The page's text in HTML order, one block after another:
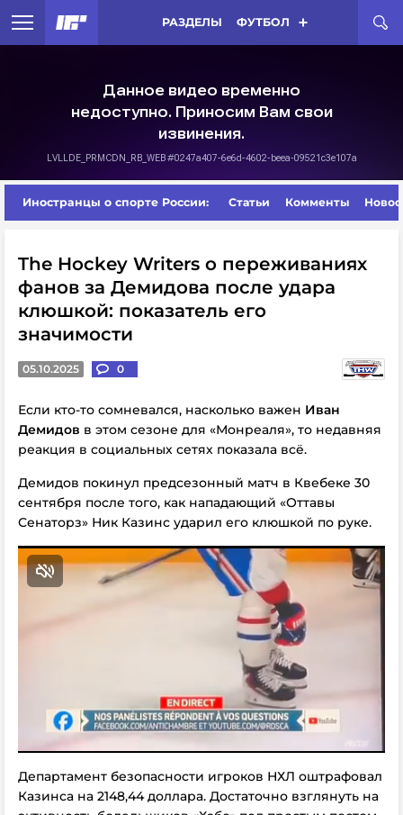
РАЗДЕЛЫ ФУТБОЛ
Иностранцы о спорте России: Статьи Комменты
The Hockey Writers о переживаниях
фанов за Демидова после удара
клюшкой: показатель его
значимости
05.10.2025 0
Если кто-то сомневался, насколько важен Иван
Демидов в этом сезоне для «Монреаля», то недавняя
реакция в социальных сетях показала всё.
Демидов покинул предсезонный матч в Квебеке 30
сентября после того, как нападающий «Оттавы
Сенаторз» Ник Казинс ударил его клюшкой по руке.
Департамент безопасности игроков НХЛ оштрафовал
Казинса на 2148,44 доллара. Достаточно взглянуть на